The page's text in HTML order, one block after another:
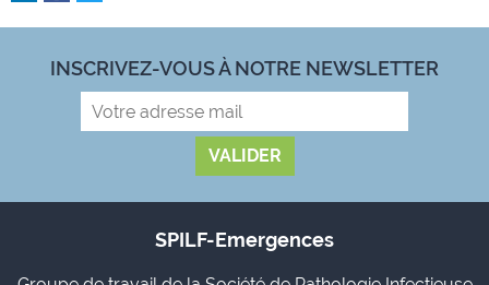
INSCRIVEZ-VOUS À NOTRE NEWSLETTER
SPILF-Emergences